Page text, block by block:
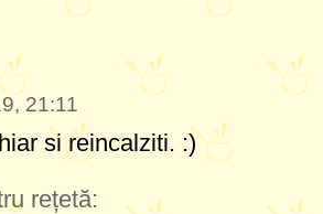
21:11
si reincalziti. :)
rețetă: